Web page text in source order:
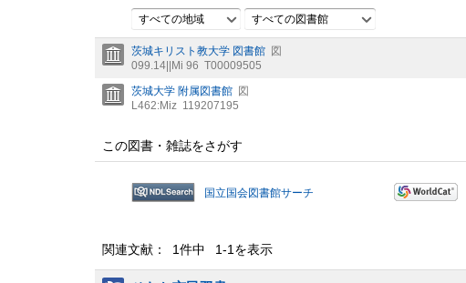
すべての地域 すべての図書館
茨城キリスト教大学 図書館 図
099.14||Mi 96 T00009505
茨城大学 附属図書館 図
L462:Miz 119207195
この図書・雑誌をさがす
国立国会図書館サーチ
関連文献： 1件中 1-1を表示